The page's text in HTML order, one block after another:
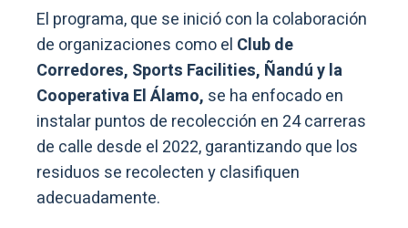
El programa, que se inició con la colaboración
de organizaciones como el Club de
Corredores, Sports Facilities, Ñandú y la
Cooperativa El Álamo, se ha enfocado en
instalar puntos de recolección en 24 carreras
de calle desde el 2022, garantizando que los
residuos se recolecten y clasifiquen
adecuadamente.